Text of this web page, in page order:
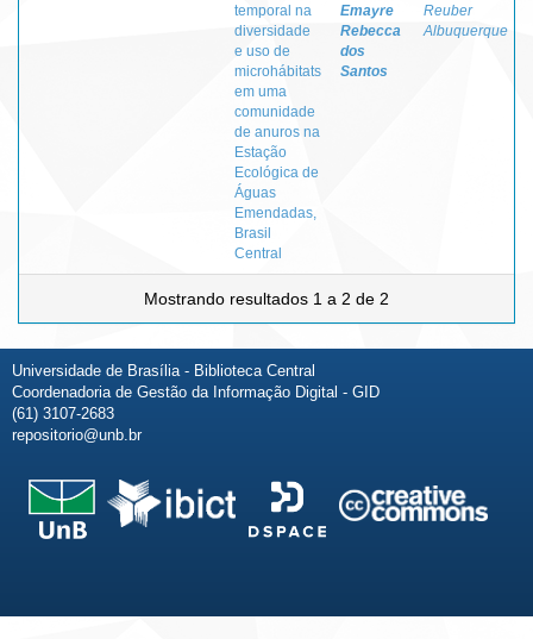
temporal na
diversidade
e uso de
microhábitats
em uma
comunidade
de anuros na
Estação
Ecológica de
Águas
Emendadas,
Brasil
Central
Emayre
Rebecca
dos
Santos
Reuber
Albuquerque
Mostrando resultados 1 a 2 de 2
Universidade de Brasília - Biblioteca Central
Coordenadoria de Gestão da Informação Digital - GID
(61) 3107-2683
repositorio@unb.br